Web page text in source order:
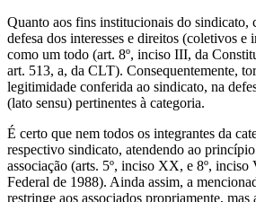
Quanto aos fins institucionais do sindicato,
defesa dos interesses e direitos (coletivos e
como um todo (art. 8º, inciso III, da
art. 513, a, da CLT). Consequentemente,
legitimidade conferida ao sindicato, na
(lato sensu) pertinentes à categoria.
É certo que nem todos os integrantes da
respectivo sindicato, atendendo ao
associação (arts. 5º, inciso XX, e 8º, inciso
Federal de 1988). Ainda assim, a
restringe aos associados propriamente, mas